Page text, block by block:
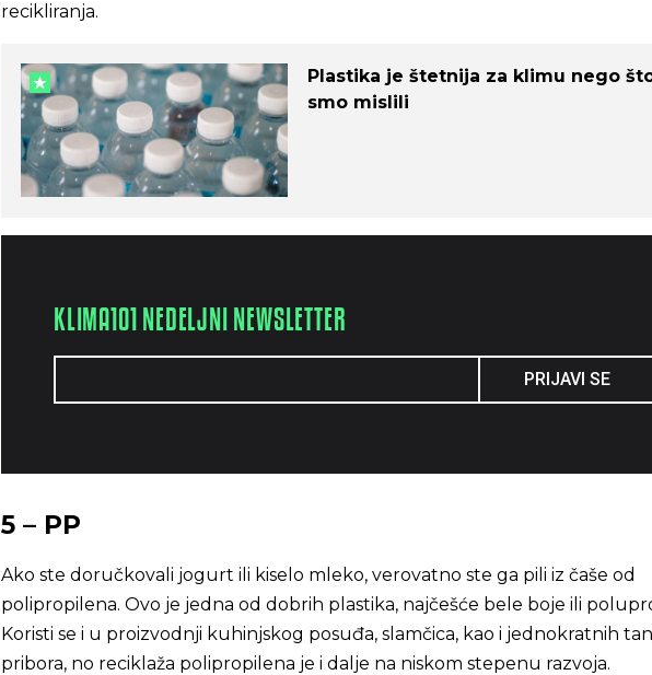
recikliranja.
Plastika je štetnija za klimu nego
smo mislili
KLIMA101 NEDELJNI NEWSLETTER
PRIJAVI SE
5 – PP
Ako ste doručkovali jogurt ili kiselo mleko, verovatno ste ga pili iz čaše od
polipropilena. Ovo je jedna od dobrih plastika, najčešće bele boje ili
Koristi se i u proizvodnji kuhinjskog posuđa, slamčica, kao i jednokratnih
pribora, no reciklaža polipropilena je i dalje na niskom stepenu razvoja.